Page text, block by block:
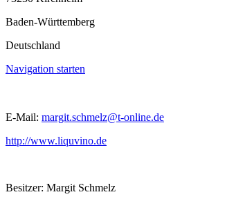
Baden-Württemberg
Deutschland
Navigation starten
E-Mail: margit.schmelz@t-online.de
http://www.liquvino.de
Besitzer: Margit Schmelz